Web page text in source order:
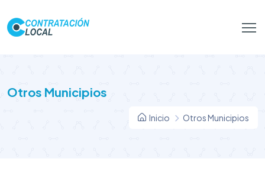
Otros Municipios
Inicio Otros Municipios